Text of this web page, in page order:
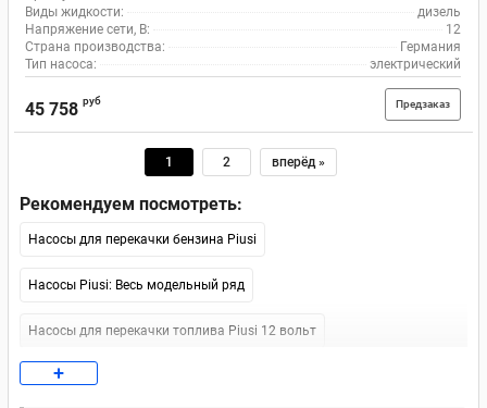
Виды жидкости:
дизель
Напряжение сети, В:
12
Страна производства:
Германия
Тип насоса:
электрический
45 758 руб Предзаказ
1 2 вперёд »
Рекомендуем посмотреть:
Насосы для перекачки бензина Piusi
Насосы Piusi: Весь модельный ряд
Насосы для перекачки топлива Piusi 12 вольт
Насосы для перекачки топлива Piusi 24 v
+